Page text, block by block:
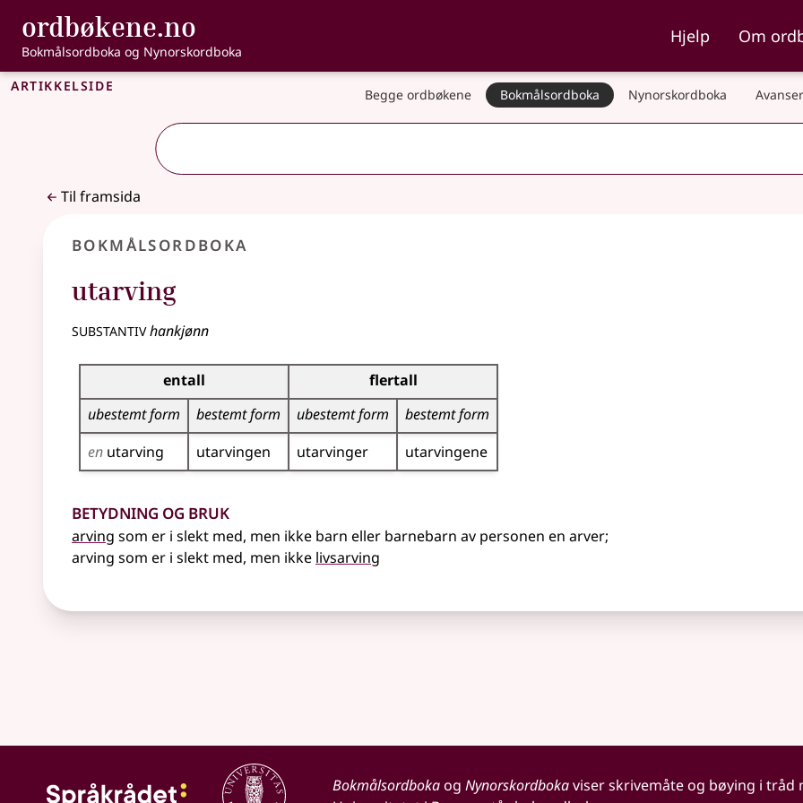
Gå til hovudinnhald
Tilgjenge
ordbøkene.no , Bokmålsordboka og Nynorskordboka
Bokmålsordboka og Nynorskordboka
Hjelp Om
Artikkelside Begge ordbøkene Bokmålsordboka Nynorskordboka
Til framsida
Bokmålsordboka
utarving
substantivhankjønn
Bøyingstabell for dette substantivet
entall
flertall
ubestemt form
bestemt form ubestemt form
bestemt form
en utarving utarvingen utarvinger utarvingene
Betydning og bruk
arving som er i slekt med, men ikke barn eller barnebarn av personen en arver;
arving som er i slekt med, men ikke livsarving
Bokmålsordbokaog Nynorskordbokaviser skrivemåte og bøying i tråd